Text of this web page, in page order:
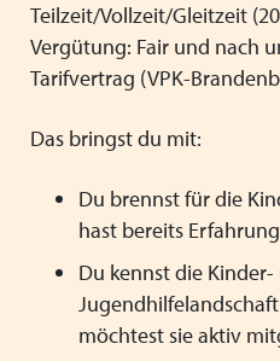
Teilzeit/Vollzeit/Gleitzeit
Vergütung: Fair und nach
Tarifvertrag (VPK-
Das bringst du mit:
Du brennst für die
hast bereits
Du kennst die Kinder-
möchtest sie aktiv